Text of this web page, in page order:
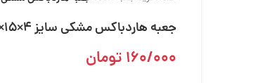
جعبه هاردباکس مشکی سایز 4×15×15
160/000 تومان